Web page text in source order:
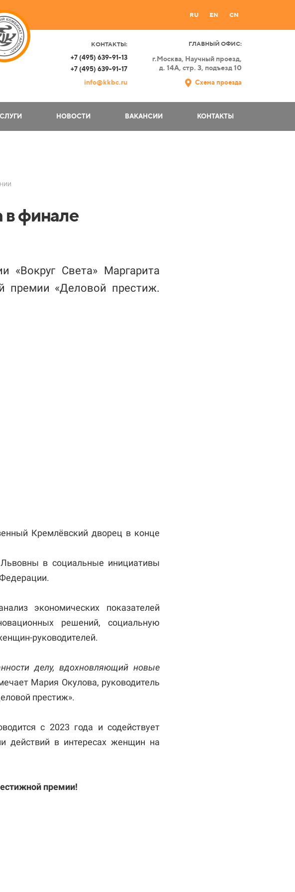
RU EN CN
ГЛАВНЫЙ ОФИС:
г.Москва, Научный проезд,
д. 14А, стр. 3, подъезд 10
Схема проезда
КОНТАКТЫ:
+7 (495) 639-91-13
+7 (495) 639-91-17
info@kkbc.ru
НОВОСТИ ВАКАНСИИ КОНТАКТЫ
в финале
«Вокруг Света» Маргарита
премии «Деловой престиж.
Кремлёвский дворец в конце
в социальные инициативы
экономических показателей
решений, социальную
руководителей.
делу, вдохновляющий новые
Мария Окулова, руководитель
престиж».
с 2023 года и содействует
действий в интересах женщин на
премии!